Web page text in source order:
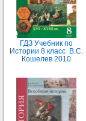
ГДЗ Учебник по
Истории 8 класс В.С.
Кошелев 2010